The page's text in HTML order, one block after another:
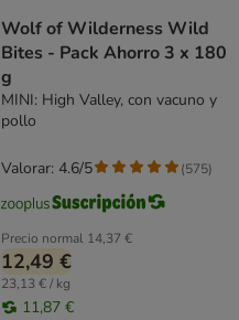
Wolf of Wilderness Wild
Bites - Pack Ahorro 3 x 180
g
MINI: High Valley, con vacuno y
pollo
Precio normal 14,37 €
12,49 €
23,13 € / kg
11,87 €
Valorar: 4.6/5 (575)